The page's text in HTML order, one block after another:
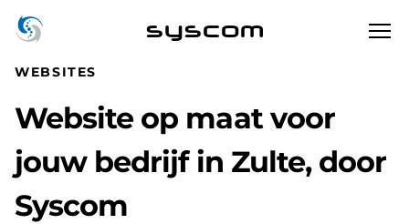
syscom
WEBSITES
Website op maat voor
jouw bedrijf in Zulte, door
Syscom